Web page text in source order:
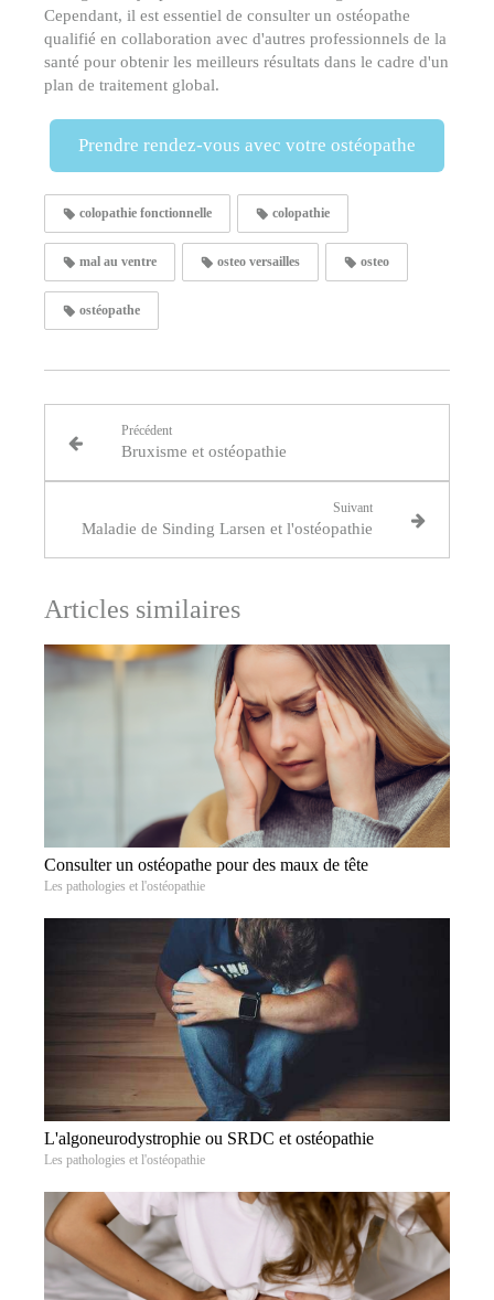
Cependant, il est essentiel de consulter un ostéopathe
qualifié en collaboration avec d'autres professionnels de la
santé pour obtenir les meilleurs résultats dans le cadre d'un
plan de traitement global.
Prendre rendez-vous avec votre ostéopathe
colopathie fonctionnelle colopathie
mal au ventre osteo versailles osteo
ostéopathe
Précédent
Bruxisme et ostéopathie
Suivant
Maladie de Sinding Larsen et l'ostéopathie
Articles similaires
Consulter un ostéopathe pour des maux de tête
Les pathologies et l'ostéopathie
L'algoneurodystrophie ou SRDC et ostéopathie
Les pathologies et l'ostéopathie